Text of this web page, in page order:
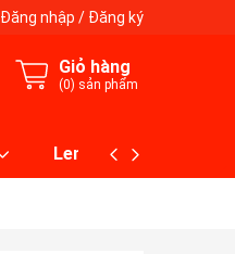
Đăng nhập / Đăng ký
Giỏ hàng
(0) sản phẩm
Lens máy ảnh